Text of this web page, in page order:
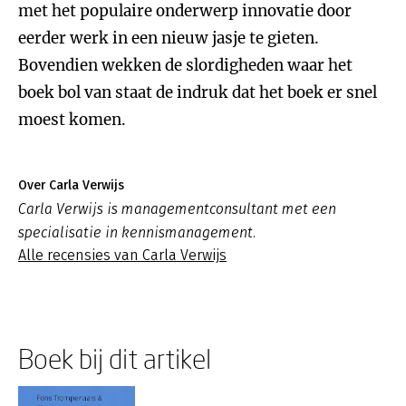
met het populaire onderwerp innovatie door
eerder werk in een nieuw jasje te gieten.
Bovendien wekken de slordigheden waar het
boek bol van staat de indruk dat het boek er snel
moest komen.
Over Carla Verwijs
Carla Verwijs is managementconsultant met een
specialisatie in kennismanagement.
Alle recensies van Carla Verwijs
Boek bij dit artikel